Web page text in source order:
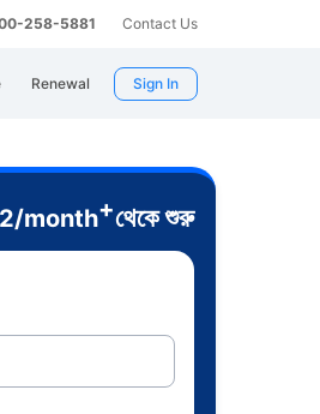
258-5881 Contact Us
Renewal Sign In
/month+থেকে শুরু